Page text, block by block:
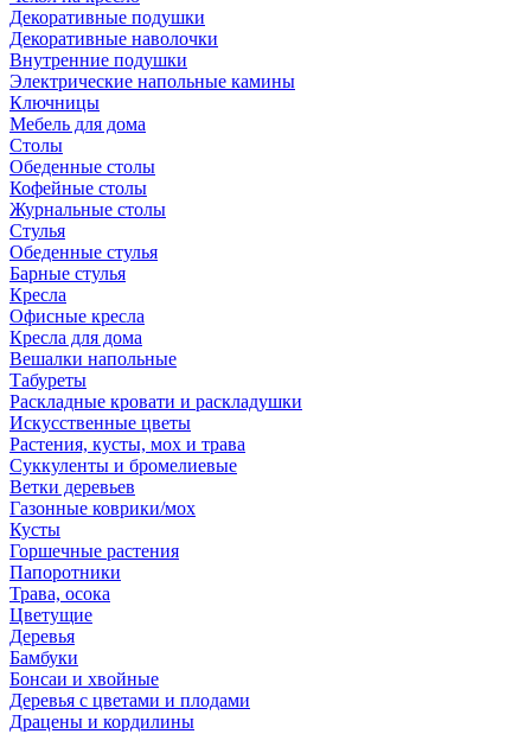
Декоративные подушки
Декоративные наволочки
Внутренние подушки
Электрические напольные камины
Ключницы
Мебель для дома
Столы
Обеденные столы
Кофейные столы
Журнальные столы
Стулья
Обеденные стулья
Барные стулья
Кресла
Офисные кресла
Кресла для дома
Вешалки напольные
Табуреты
Раскладные кровати и раскладушки
Искусственные цветы
Растения, кусты, мох и трава
Суккуленты и бромелиевые
Ветки деревьев
Газонные коврики/мох
Кусты
Горшечные растения
Папоротники
Трава, осока
Цветущие
Деревья
Бамбуки
Бонсаи и хвойные
Деревья с цветами и плодами
Драцены и кордилины